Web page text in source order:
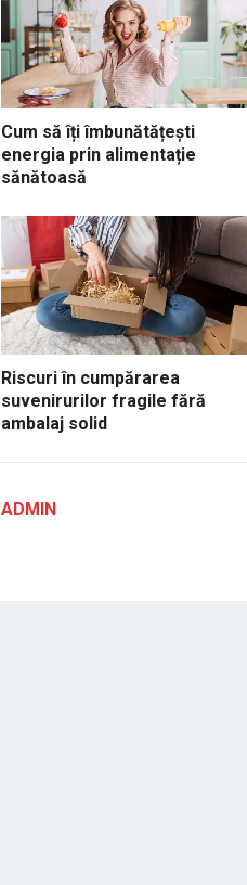
Cum să îți îmbunătățești
energia prin alimentație
sănătoasă
Riscuri în cumpărarea
suvenirurilor fragile fără
ambalaj solid
ADMIN